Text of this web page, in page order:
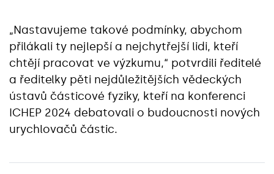
„Nastavujeme takové podmínky, abychom
přilákali ty nejlepší a nejchytřejší lidi, kteří
chtějí pracovat ve výzkumu,“ potvrdili ředitelé
a ředitelky pěti nejdůležitějších vědeckých
ústavů částicové fyziky, kteří na konferenci
ICHEP 2024 debatovali o budoucnosti nových
urychlovačů částic.